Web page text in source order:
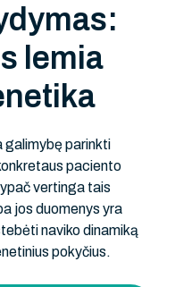
dymas:
s emia
neti ka
galimybę parinkti
paciento
vertinga tais
jos duomenys yra
naviko dinamiką
pokyčius.